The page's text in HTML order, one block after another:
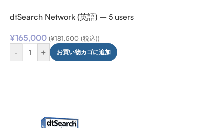
dtSearch Network (英語) – 5 users
¥165,000 (¥181,500 (税込))
- + お買い物カゴに追加